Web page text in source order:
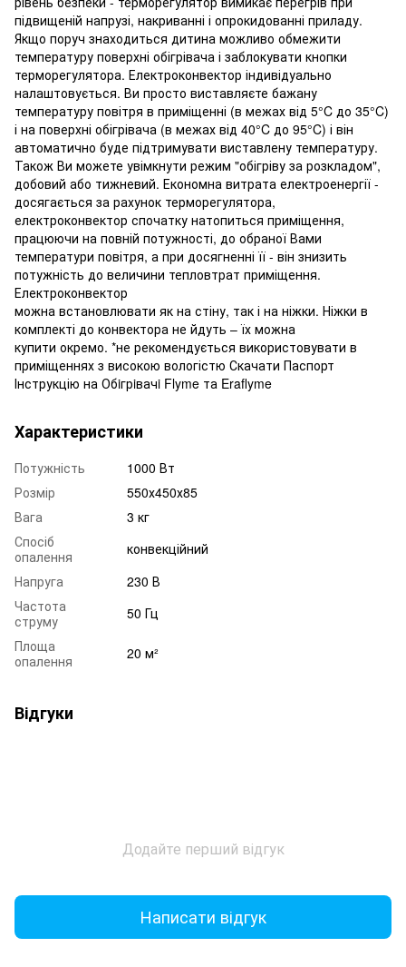
підвищеній напрузі, накриванні і опрокидованні приладу.
Якщо поруч знаходиться дитина можливо обмежити
температуру поверхні обігрівача і заблокувати кнопки
терморегулятора. Електроконвектор індивідуально
налаштовується. Ви просто виставляєте бажану
температуру повітря в приміщенні (в межах від 5°C до 35°C)
і на поверхні обігрівача (в межах від 40°C до 95°C) і він
автоматично буде підтримувати виставлену температуру.
Також Ви можете увімкнути режим "обігріву за розкладом",
добовий або тижневий. Економна витрата електроенергії -
досягається за рахунок терморегулятора,
електроконвектор спочатку натопиться приміщення,
працюючи на повній потужності, до обраної Вами
температури повітря, а при досягненні її - він знизить
потужність до величини тепловтрат приміщення.
Електроконвектор
можна встановлювати як на стіну, так і на ніжки. Ніжки в
комплекті до конвектора не йдуть – їх можна
купити окремо. *не рекомендується використовувати в
приміщеннях з високою вологістю Скачати Паспорт
Інструкцію на Обiгрiвачi Flyme та Eraflyme
Характеристики
Потужність
1000 Вт
Розмір
550х450х85
Вага
3 кг
Спосіб
опалення
конвекційний
Напруга
230 В
Частота
струму
50 Гц
Площа
опалення
20 м²
Відгуки
Додайте перший відгук
Написати відгук